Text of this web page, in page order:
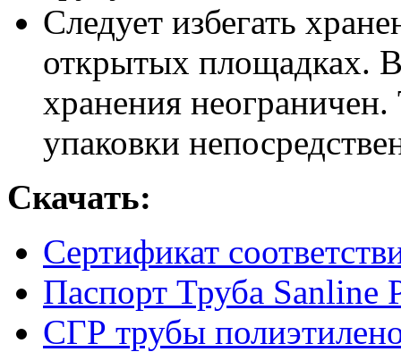
Следует избегать
открытых площадках.
хранения неограничен.
упаковки
Скачать:
Сертификат
Паспорт Труба Sanline
СГР трубы